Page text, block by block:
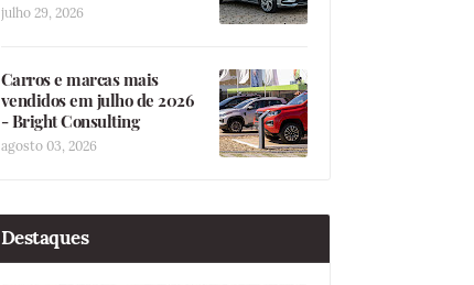
julho 29, 2026
Carros e marcas mais
vendidos em julho de 2026
- Bright Consulting
agosto 03, 2026
Destaques